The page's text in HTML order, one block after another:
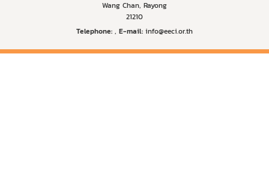
Wang Chan, Rayong
21210
Telephone: , E-mail: info@eeci.or.th